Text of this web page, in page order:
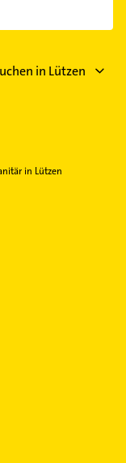
wie
in Lützen
in Lützen